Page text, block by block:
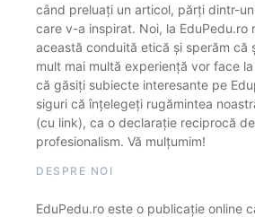
când preluați un articol, părți dintr-
care v-a inspirat. Noi, la EduPedu.ro
această conduită etică și sperăm că
mult mai multă experiență vor face
că găsiți subiecte interesante pe
siguri că înțelegeți rugămintea
(cu link), ca o declarație reciprocă
profesionalism. Vă mulțumim!
DESPRE NOI
EduPedu.ro este o publicație online